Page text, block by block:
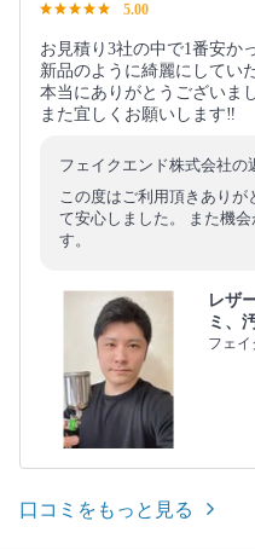
5.00
お見積り3社の中で1番安か
新品のように綺麗にしてい
本当にありがとうございま
また宜しくお願いします‼︎
フェイクエンド株式会社の
この度はご利用頂きありが
て安心しました。 また機
す。
レザ
ミ、
フェ
口コミをもっと見る